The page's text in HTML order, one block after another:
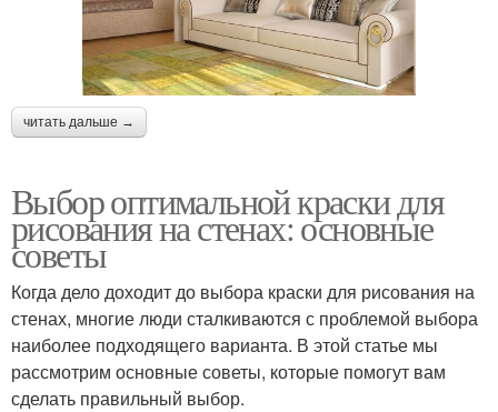
читать дальше →
Выбор оптимальной краски для
рисования на стенах: основные
советы
Когда дело доходит до выбора краски для рисования на
стенах, многие люди сталкиваются с проблемой выбора
наиболее подходящего варианта. В этой статье мы
рассмотрим основные советы, которые помогут вам
сделать правильный выбор.